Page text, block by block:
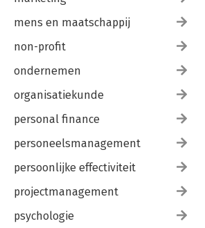
mens en maatschappij
non-profit
ondernemen
organisatiekunde
personal finance
personeelsmanagement
persoonlijke effectiviteit
projectmanagement
psychologie